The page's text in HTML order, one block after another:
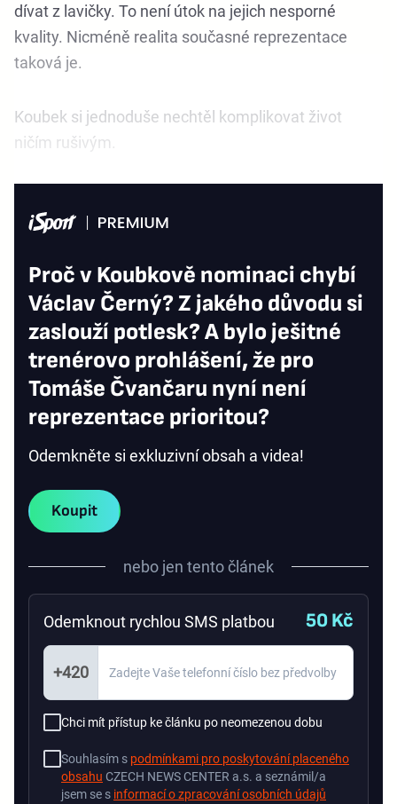
dívat z lavičky. To není útok na jejich nesporné
kvality. Nicméně realita současné reprezentace
taková je.
Koubek si jednoduše nechtěl komplikovat život
ničím rušivým.
Proč v Koubkově nominaci chybí
Václav Černý? Z jakého důvodu si
zaslouží potlesk? A bylo ješitné
trenérovo prohlášení, že pro
Tomáše Čvančaru nyní není
reprezentace prioritou?
Odemkněte si exkluzivní obsah a videa!
Koupit
nebo jen tento článek
Odemknout rychlou SMS platbou 50 Kč
+420
Chci mít přístup ke článku po neomezenou dobu
Souhlasím s podmínkami pro poskytování placeného
obsahu CZECH NEWS CENTER a.s. a seznámil/a
jsem se s informací o zpracování osobních údajů